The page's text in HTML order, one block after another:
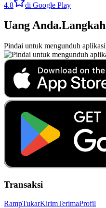
4.8 di Google Play
Uang Anda.
Pindai untuk mengunduh
Transaksi
RampTukarKirimTerimaProfil